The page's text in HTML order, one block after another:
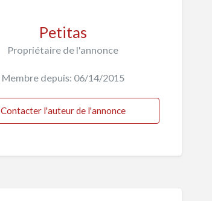
Petitas
Propriétaire de l'annonce
Membre depuis: 06/14/2015
Contacter l'auteur de l'annonce